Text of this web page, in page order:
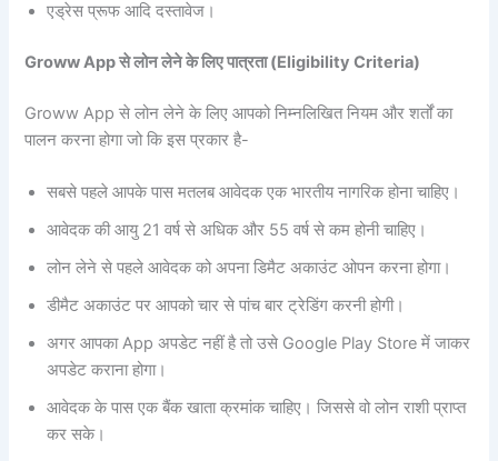
एड्रेस प्रूफ आदि दस्तावेज।
Groww App से लोन लेने के लिए पात्रता (Eligibility Criteria)
Groww App से लोन लेने के लिए आपको निम्नलिखित नियम और शर्तों का
पालन करना होगा जो कि इस प्रकार है-
सबसे पहले आपके पास मतलब आवेदक एक भारतीय नागरिक होना चाहिए।
आवेदक की आयु 21 वर्ष से अधिक और 55 वर्ष से कम होनी चाहिए।
लोन लेने से पहले आवेदक को अपना डिमैट अकाउंट ओपन करना होगा।
डीमैट अकाउंट पर आपको चार से पांच बार ट्रेडिंग करनी होगी।
अगर आपका App अपडेट नहीं है तो उसे Google Play Store में जाकर
अपडेट कराना होगा।
आवेदक के पास एक बैंक खाता क्रमांक चाहिए। जिससे वो लोन राशी प्राप्त
कर सके।